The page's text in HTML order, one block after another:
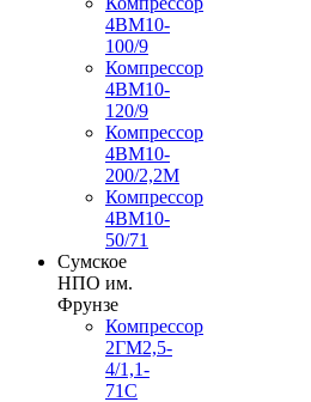
4ВМ10-
100/9
Компрессор
4ВМ10-
120/9
Компрессор
4ВМ10-
200/2,2М
Компрессор
4ВМ10-
50/71
Сумское
НПО им.
Фрунзе
Компрессор
2ГМ2,5-
4/1,1-
71С